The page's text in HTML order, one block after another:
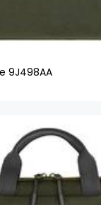
9J498AA